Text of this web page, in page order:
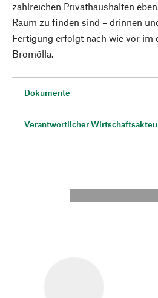
zahlreichen Privathaushalten
Raum zu finden sind – drinnen
Fertigung erfolgt nach wie vor im
Bromölla.
Dokumente
Verantwortlicher